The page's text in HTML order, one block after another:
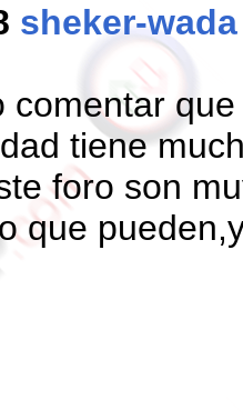
sheker-wada
comentar
tiene
foro son
que